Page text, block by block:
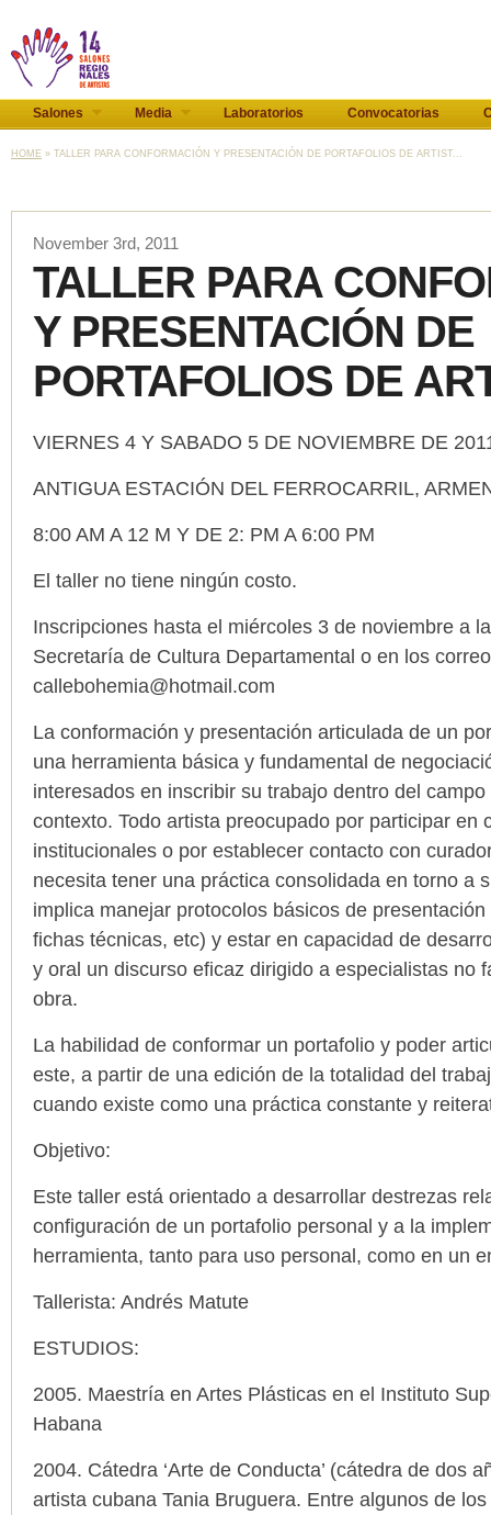
Salones Media Laboratorios Convocatorias
HOME » TALLER PARA CONFORMACIÓN Y PRESENTACIÓN DE PORTAFOLIOS DE ARTIST...
November 3rd, 2011
TALLER PARA
Y PRESENTACIÓN DE
PORTAFOLIOS DE
VIERNES 4 Y SABADO 5 DE NOVIEMBRE DE
ANTIGUA ESTACIÓN DEL FERROCARRIL,
8:00 AM A 12 M Y DE 2: PM A 6:00 PM
El taller no tiene ningún costo.
Inscripciones hasta el miércoles 3 de noviembre a
Secretaría de Cultura Departamental o en los
callebohemia@hotmail.com
La conformación y presentación articulada de un
una herramienta básica y fundamental de
interesados en inscribir su trabajo dentro del
contexto. Todo artista preocupado por participar en
institucionales o por establecer contacto con
necesita tener una práctica consolidada en torno a
implica manejar protocolos básicos de
fichas técnicas, etc) y estar en capacidad de
y oral un discurso eficaz dirigido a especialistas no
obra.
La habilidad de conformar un portafolio y poder
este, a partir de una edición de la totalidad del
cuando existe como una práctica constante y
Objetivo:
Este taller está orientado a desarrollar destrezas
configuración de un portafolio personal y a la
herramienta, tanto para uso personal, como en un
Tallerista: Andrés Matute
ESTUDIOS:
2005. Maestría en Artes Plásticas en el Instituto
Habana
2004. Cátedra ‘Arte de Conducta’ (cátedra de dos
artista cubana Tania Bruguera. Entre algunos de